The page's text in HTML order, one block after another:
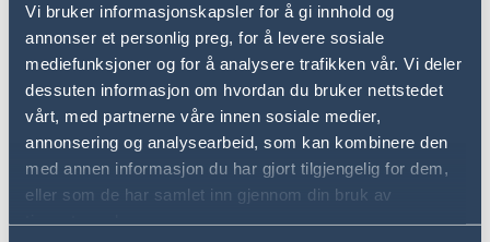
Vi bruker informasjonskapsler for å gi innhold og
annonser et personlig preg, for å levere sosiale
mediefunksjoner og for å analysere trafikken vår. Vi deler
dessuten informasjon om hvordan du bruker nettstedet
vårt, med partnerne våre innen sosiale medier,
annonsering og analysearbeid, som kan kombinere den
med annen informasjon du har gjort tilgjengelig for dem,
eller som de har samlet inn gjennom din bruk av
erfaring fra psykiatri der han bla var overlege ved DPS.
Denne samlede erfaringen og utdanningen utgjør et
særlig godt grunnlag for å ivareta de mange ulike
behovene pasienter som oppsøker De Lange
legesenter, trenger.
Jens-Christian behersker engelsk meget godt og kan
gjøre seg forstått på tysk. Han gjør seg ellers godt
forstått på både dansk og svensk.